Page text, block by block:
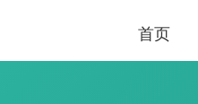
首页